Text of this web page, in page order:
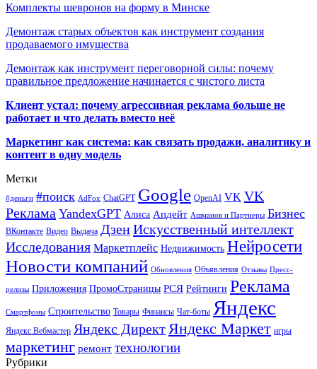
Комплекты шевронов на форму в Минске
Демонтаж старых объектов как инструмент создания
продаваемого имущества
Демонтаж как инструмент переговорной силы: почему
правильное предложение начинается с чистого листа
Клиент устал: почему агрессивная реклама больше не
работает и что делать вместо неё
Маркетинг как система: как связать продажи, аналитику и
контент в одну модель
Метки
#деньги #поиск AdFox ChatGPT Google OpenAI VK VK
Реклама YandexGPT Алиса Апдейт Ашманов и Партнеры Бизнес
ВКонтакте Видео Выдача ДзенИскусственный интеллект
Исследования Маркетплейс Недвижимость Нейросети
Новости компаний Обновления Объявления Отзывы Пресс-
релизы Приложения ПромоСтраницы РСЯ Рейтинги Реклама
Смартфоны Строительство Товары Финансы Чат-боты Яндекс
Яндекс.Вебмастер Яндекс Директ Яндекс Маркет игры
маркетинг ремонт технологии
Рубрики